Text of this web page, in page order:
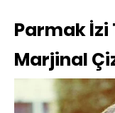
Parmak İzi
Marjinal